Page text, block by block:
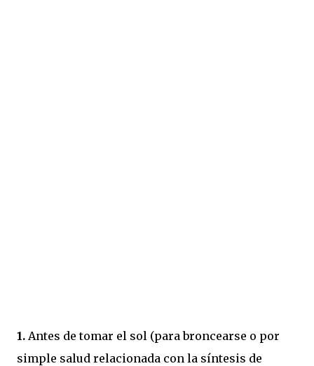
1. Antes de tomar el sol (para broncearse o por
simple salud relacionada con la síntesis de